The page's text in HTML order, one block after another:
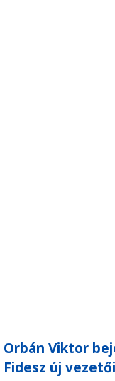
Orbán Viktor
Fidesz új